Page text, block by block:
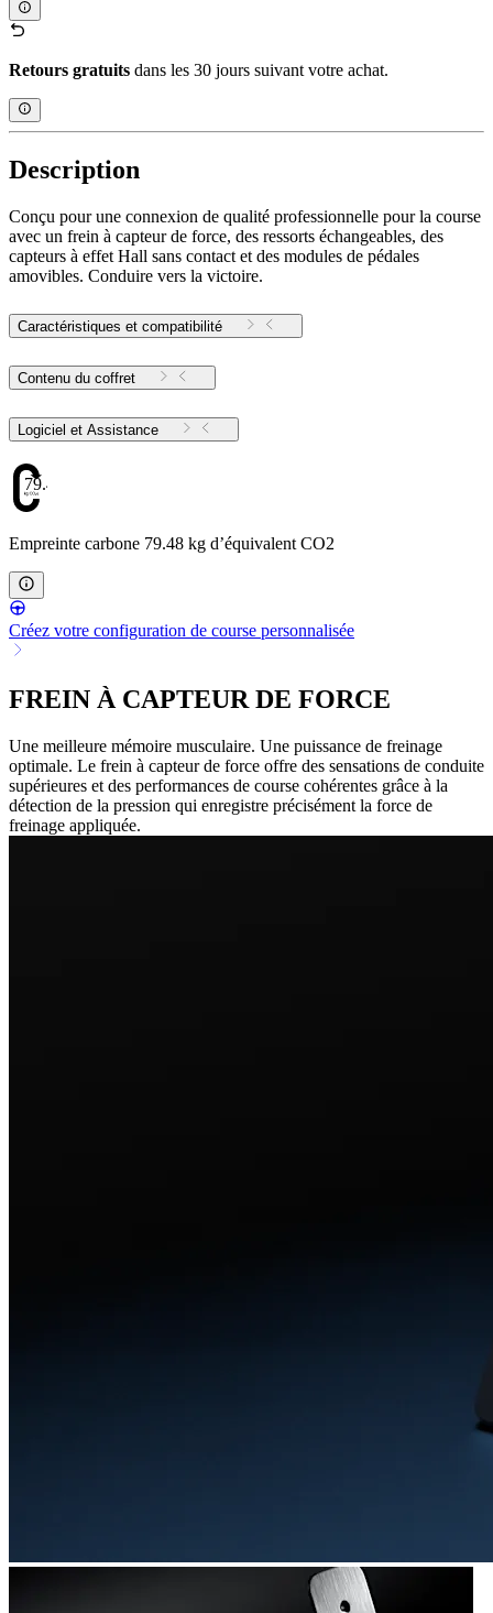
Retours gratuits dans les 30 jours suivant votre achat.
Description
Conçu pour une connexion de qualité professionnelle pour la course
avec un frein à capteur de force, des ressorts échangeables, des
capteurs à effet Hall sans contact et des modules de pédales
amovibles. Conduire vers la victoire.
Caractéristiques et compatibilité
Contenu du coffret
Logiciel et Assistance
79.48
Empreinte carbone 79.48 kg d’équivalent CO2
Créez votre configuration de course personnalisée
FREIN À CAPTEUR DE FORCE
Une meilleure mémoire musculaire. Une puissance de freinage
optimale. Le frein à capteur de force offre des sensations de conduite
supérieures et des performances de course cohérentes grâce à la
détection de la pression qui enregistre précisément la force de
freinage appliquée.